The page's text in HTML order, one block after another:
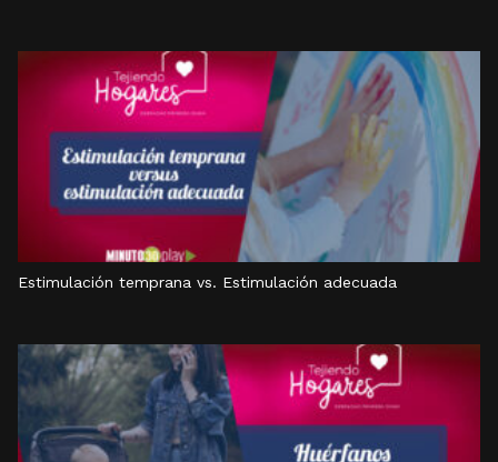
Estimulación temprana vs. Estimulación adecuada